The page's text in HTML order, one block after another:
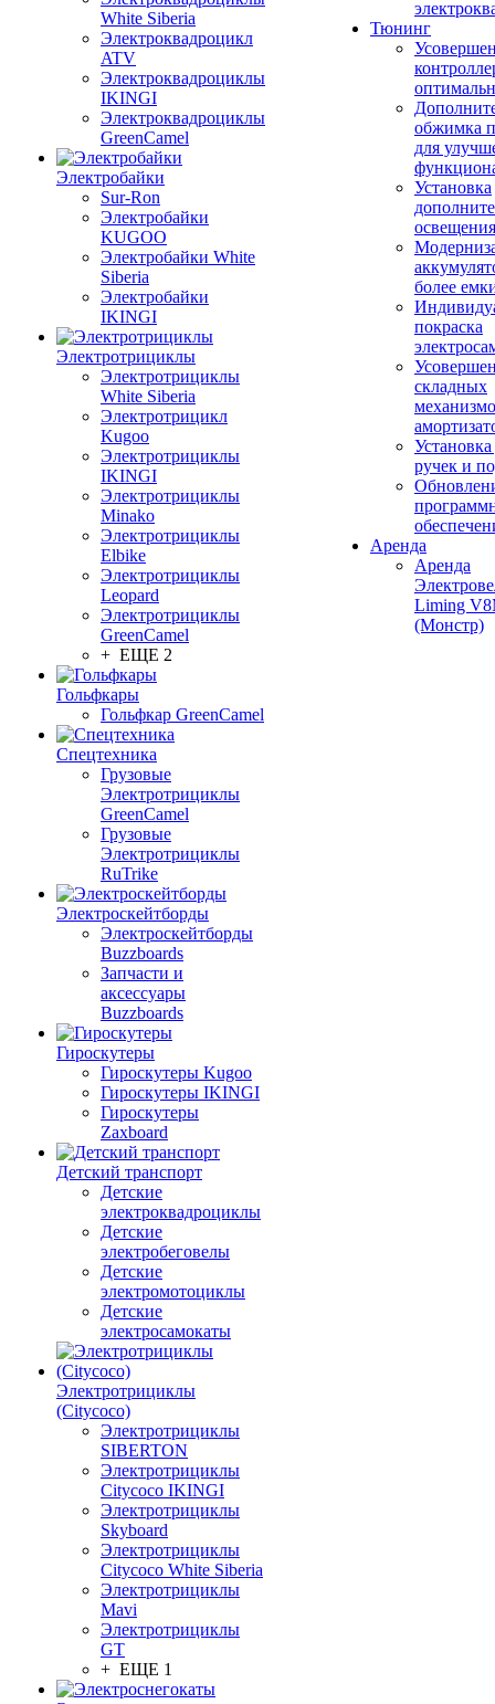
White Siberia
Электроквадроцикл
ATV
Электроквадроциклы
IKINGI
Электроквадроциклы
GreenCamel
Электробайки
Sur-Ron
Электробайки
KUGOO
Электробайки White
Siberia
Электробайки
IKINGI
Электротрициклы
Электротрициклы
White Siberia
Электротрицикл
Kugoo
Электротрициклы
IKINGI
Электротрициклы
Minako
Электротрициклы
Elbike
Электротрициклы
Leopard
Электротрициклы
GreenCamel
+ ЕЩЕ 2
Гольфкары
Гольфкар GreenCamel
Спецтехника
Грузовые
Электротрициклы
GreenCamel
Грузовые
Электротрициклы
RuTrike
Электроскейтборды
Электроскейтборды
Buzzboards
Запчасти и
аксессуары
Buzzboards
Гироскутеры
Гироскутеры Kugoo
Гироскутеры IKINGI
Гироскутеры
Zaxboard
Детский транспорт
Детские
электроквадроциклы
Детские
электробеговелы
Детские
электромотоциклы
Детские
электросамокаты
Электротрициклы
(Citycoco)
Электротрициклы
SIBERTON
Электротрициклы
Citycoco IKINGI
Электротрициклы
Skyboard
Электротрициклы
Citycoco White Siberia
Электротрициклы
Mavi
Электротрициклы
GT
+ ЕЩЕ 1
Тюнинг
обжимка
для
Установка
освещения
более
покраска
складных
ручек и
Аренда
Аренда
Liming
(Монстр)